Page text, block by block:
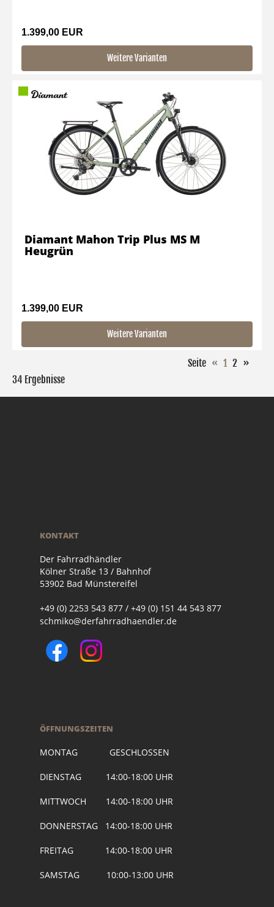
1.399,00 EUR
Weitere Varianten
1.399,00 EUR
Weitere Varianten
Diamant Mahon Trip Plus MS M
Heugrün
Seite « 1 2 »
34 Ergebnisse
KONTAKT
Der Fahrradhändler
Kölner Straße 13 / Bahnhof
53902 Bad Münstereifel
+49 (0) 2253 543 877 / +49 (0) 151 44 543 877
schmiko@derfahrradhaendler.de
ÖFFNUNGSZEITEN
MONTAG GESCHLOSSEN
DIENSTAG 14:00-18:00 UHR
MITTWOCH 14:00-18:00 UHR
DONNERSTAG 14:00-18:00 UHR
FREITAG 14:00-18:00 UHR
SAMSTAG 10:00-13:00 UHR